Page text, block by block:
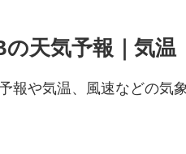
天気予報｜気温
報や気温、風速などの気